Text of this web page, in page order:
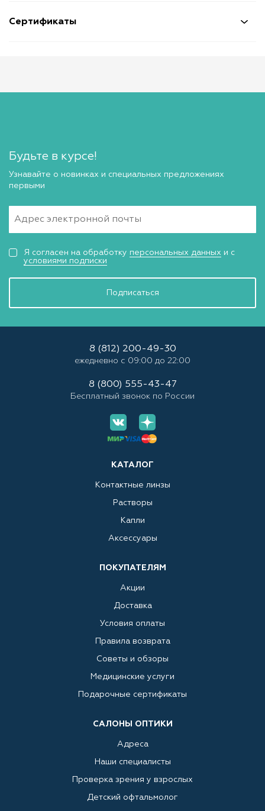
Сертификаты
Будьте в курсе!
Узнавайте о новинках и специальных предложениях
первыми
Подписаться
Я согласен на обработку персональных данных и с
условиями подписки
КАТАЛОГ
Контактные линзы
Растворы
Капли
Аксессуары
ПОКУПАТЕЛЯМ
Акции
Доставка
Условия оплаты
Правила возврата
Советы и обзоры
Медицинские услуги
Подарочные сертификаты
САЛОНЫ ОПТИКИ
Адреса
Наши специалисты
Проверка зрения у взрослых
Детский офтальмолог
8 (812) 200-49-30
ежедневно с 09:00 до 22:00
8 (800) 555-43-47
Бесплатный звонок по России